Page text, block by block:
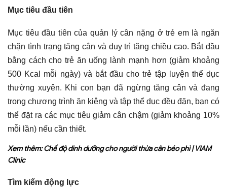
Mục tiêu đầu tiên
Mục tiêu đầu tiên của quản lý cân nặng ở trẻ em là ngăn
chặn tình trạng tăng cân và duy trì tăng chiều cao. Bắt đầu
bằng cách cho trẻ ăn uống lành mạnh hơn (giảm khoảng
500 Kcal mỗi ngày) và bắt đầu cho trẻ tập luyện thể dục
thường xuyên. Khi con bạn đã ngừng tăng cân và đang
trong chương trình ăn kiêng và tập thể dục đều đặn, bạn có
thể đặt ra các mục tiêu giảm cân chậm (giảm khoảng 10%
mỗi lần) nếu cần thiết.
Xem thêm:Chế độ dinh dưỡng cho người thừa cân béo phì | VIAM
Clinic
Tìm kiếm động lực